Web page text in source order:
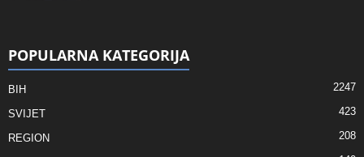
POPULARNA KATEGORIJA
BIH 2247
SVIJET 423
REGION 208